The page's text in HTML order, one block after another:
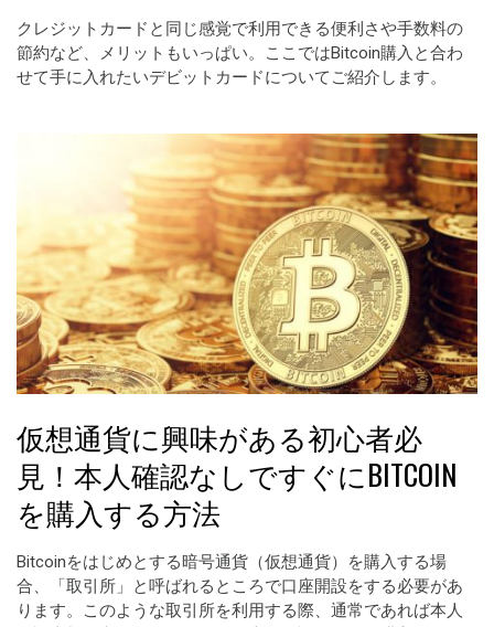
クレジットカードと同じ感覚で利用できる便利さや手数料の
節約など、メリットもいっぱい。ここではBitcoin購入と合わ
せて手に入れたいデビットカードについてご紹介します。
仮想通貨に興味がある初心者必
見！本人確認なしですぐにBITCOIN
を購入する方法
Bitcoinをはじめとする暗号通貨（仮想通貨）を購入する場
合、「取引所」と呼ばれるところで口座開設をする必要があ
ります。このような取引所を利用する際、通常であれば本人